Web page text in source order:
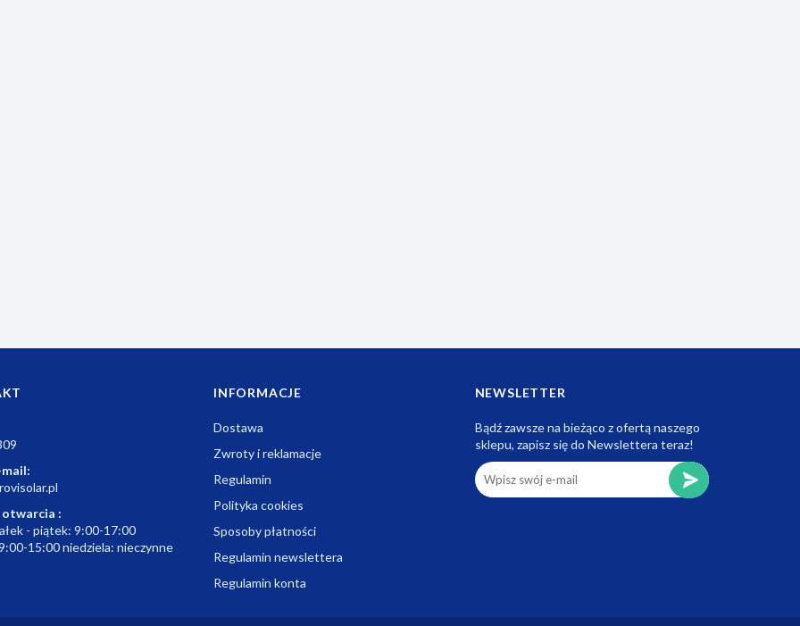
otwarcia :
- piątek: 9:00-17:00
15:00 niedziela: nieczynne
INFORMACJE
Dostawa
Zwroty i reklamacje
Regulamin
Polityka cookies
Sposoby płatności
Regulamin newslettera
Regulamin konta
NEWSLETTER
Bądź zawsze na bieżąco z ofertą naszego
sklepu, zapisz się do Newslettera teraz!